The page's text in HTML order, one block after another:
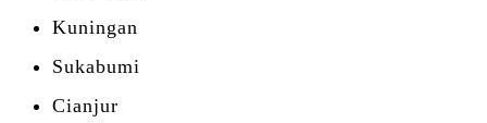
Kuningan
Sukabumi
Cianjur